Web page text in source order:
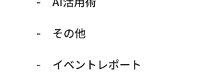
​その他
​イベントレポート